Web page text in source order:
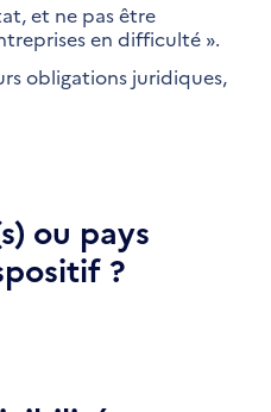
et ne pas être
en difficulté ».
obligations juridiques,
ou pays
?